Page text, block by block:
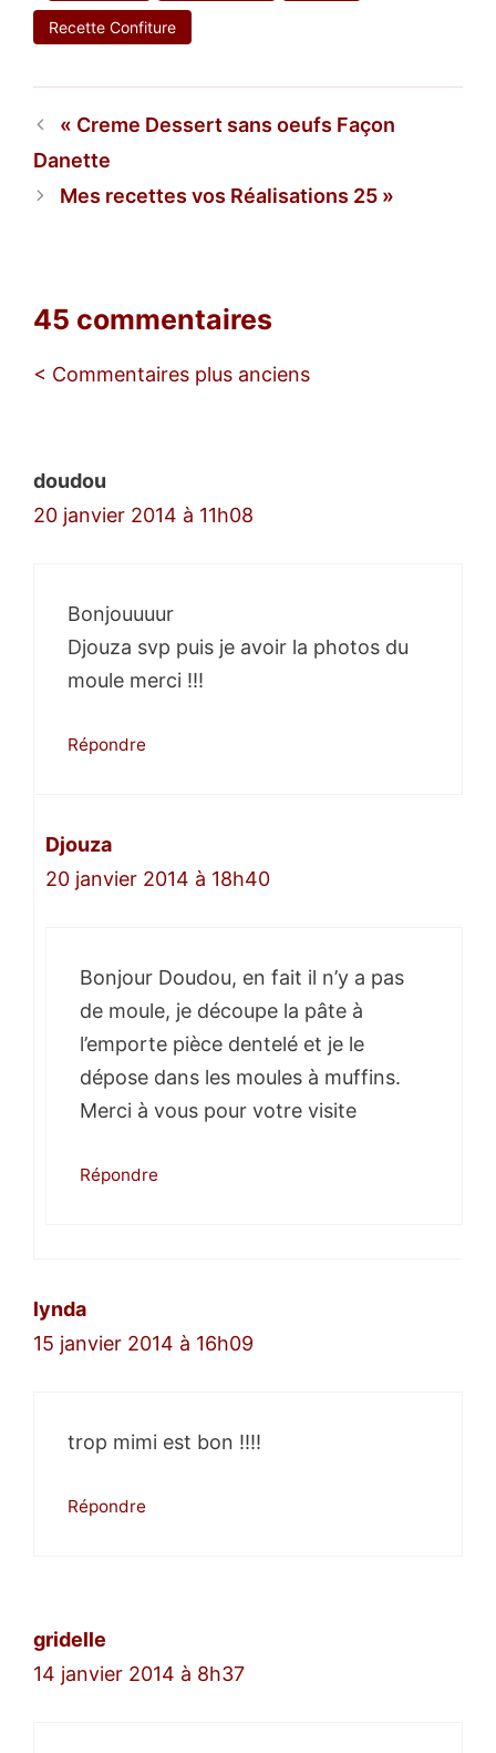
Recette Confiture
Creme Dessert sans oeufs Façon
Danette
Mes recettes vos Réalisations 25
45 commentaires
Navigation
< Commentaires plus anciens
doudou
20 janvier 2014 à 11h08
Bonjouuuur
Djouza svp puis je avoir la photos du
moule merci !!!
Répondre
Djouza
20 janvier 2014 à 18h40
Bonjour Doudou, en fait il n’y a pas
de moule, je découpe la pâte à
l’emporte pièce dentelé et je le
dépose dans les moules à muffins.
Merci à vous pour votre visite
Répondre
lynda
15 janvier 2014 à 16h09
trop mimi est bon !!!!
Répondre
gridelle
14 janvier 2014 à 8h37